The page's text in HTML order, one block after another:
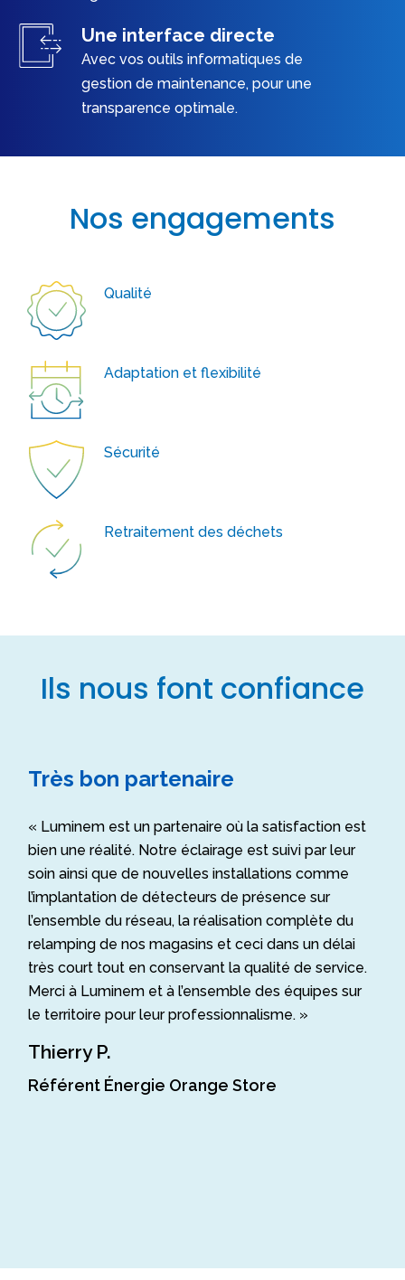
Une interface directe
Avec vos outils informatiques de
gestion de maintenance, pour une
transparence optimale.
Nos engagements
Qualité
Adaptation et flexibilité
Sécurité
Retraitement des déchets
Ils nous font confiance
Très bon partenaire
« Luminem est un partenaire où la satisfaction est
bien une réalité. Notre éclairage est suivi par leur
soin ainsi que de nouvelles installations comme
l’implantation de détecteurs de présence sur
l’ensemble du réseau, la réalisation complète du
relamping de nos magasins et ceci dans un délai
très court tout en conservant la qualité de service.
Merci à Luminem et à l’ensemble des équipes sur
le territoire pour leur professionnalisme. »
Thierry P.
Référent Énergie Orange Store